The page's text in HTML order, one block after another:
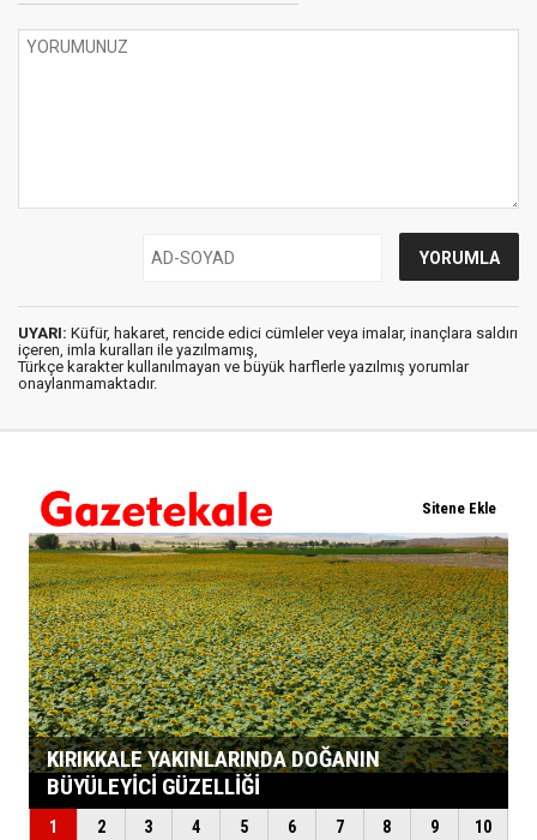
UYARI: Küfür, hakaret, rencide edici cümleler veya imalar, inançlara saldırı
içeren, imla kuralları ile yazılmamış,
Türkçe karakter kullanılmayan ve büyük harflerle yazılmış yorumlar
onaylanmamaktadır.